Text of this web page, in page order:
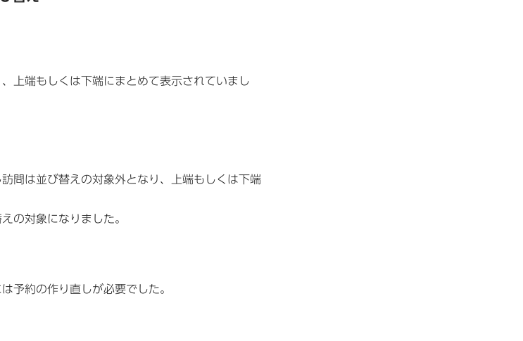
上端もしくは下端にまとめて表示されていまし
問は並び替えの対象外となり、上端もしくは下端
の対象になりました。
予約の作り直しが必要でした。